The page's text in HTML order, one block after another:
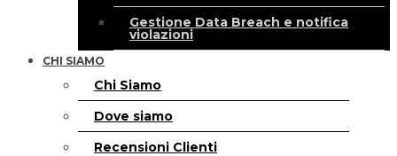
Gestione Data Breach e notifica
violazioni
CHI SIAMO
Chi Siamo
Dove siamo
Recensioni Clienti